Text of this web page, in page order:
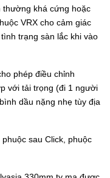
thường khá cứng hoặc
VRX cho cảm giác
trạng sàn lắc khi vào
phép điều chỉnh
với tải trọng (đi 1 người
dầu nặng nhẹ tùy địa
sau Click, phuộc